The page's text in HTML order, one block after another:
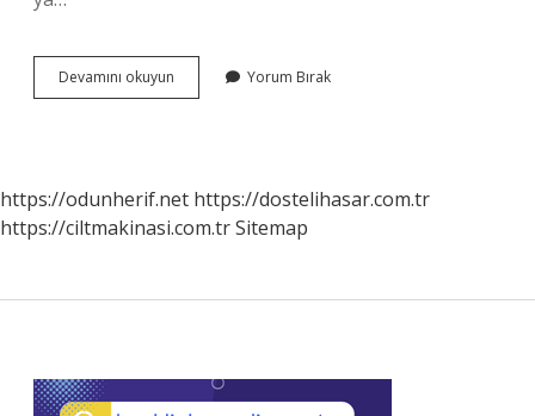
Devamını okuyun Plasebo
Etkisinin
Yorum Bırak
https://odunherif.net https://dostelihasar.com.tr
https://ciltmakinasi.com.trSitemap
Sidebar